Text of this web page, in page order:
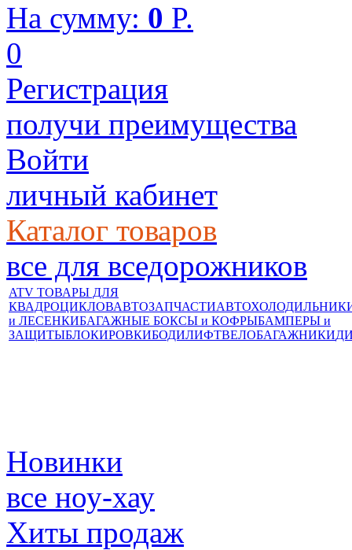
На сумму: 0 P.
0
Регистрация
получи преимущества
Войти
личный кабинет
Каталог товаров
все для вседорожников
ATV ТОВАРЫ ДЛЯ
КВАДРОЦИКЛОВАВТОЗАПЧАСТИ
и ЛЕСЕНКИБАГАЖНЫЕ БОКСЫ и КОФРЫБАМПЕРЫ и
ЗАЩИТЫБЛОКИРОВКИБОДИЛИФТВЕЛОБАГАЖНИКИ
Новинки
все ноу-хау
Хиты продаж